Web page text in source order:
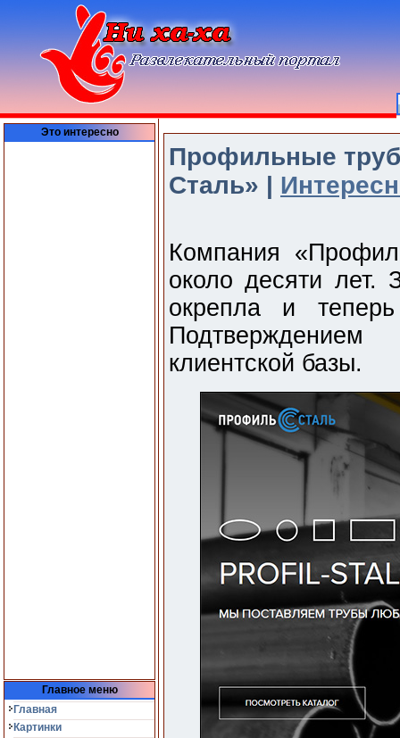
Это интересно
Главное меню
Главная
Картинки
Профильные
Сталь» |
Компания
около десяти лет.
окрепла и
клиентской базы.